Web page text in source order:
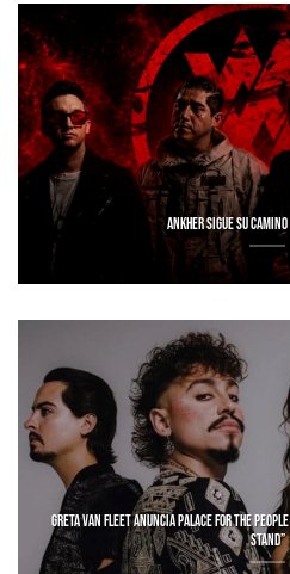
ANKHER SIGUE SU
GRETA VAN FLEET ANUNCIA PALACE FOR THE
STAND”